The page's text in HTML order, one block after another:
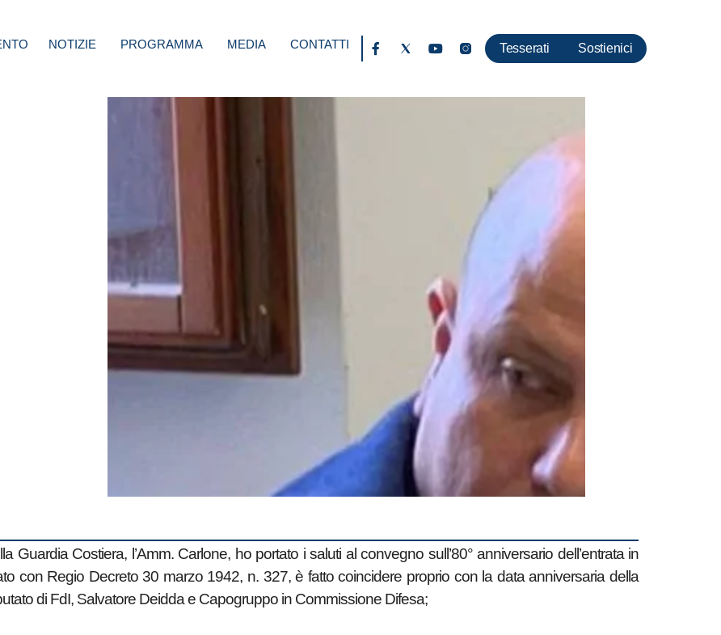
NOTIZIE PROGRAMMA MEDIA CONTATTI Tesserati Sostienici
Guardia Costiera, l’Amm. Carlone, ho portato i saluti al convegno sull’80° anniversario dell’entrata in
con Regio Decreto 30 marzo 1942, n. 327, è fatto coincidere proprio con la data anniversaria della
di FdI, Salvatore Deidda e Capogruppo in Commissione Difesa;